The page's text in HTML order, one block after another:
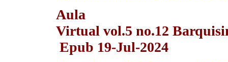
Aula
Virtual vol.5 no.12
Epub 19-Jul-2024